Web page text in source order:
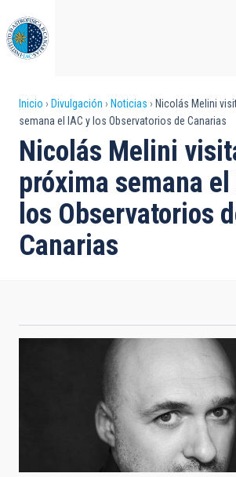
al
contenido
principal
Sobrescribir
enlaces
de
ayuda
a
la
Inicio Divulgación Noticias
Nicolás Melini
semana el IAC y los Observatorios de Canarias
Nicolás Melini
próxima semana el
los Observatorios
Canarias